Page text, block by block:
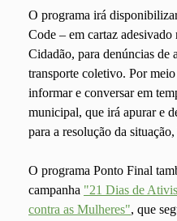
O programa irá
Code – em cartaz
Cidadão, para denúncias de
transporte coletivo. Por
informar e conversar em
municipal, que irá apurar e
para a resolução da
O programa Ponto Final
campanha "21 Dias de
contra as Mulheres", que